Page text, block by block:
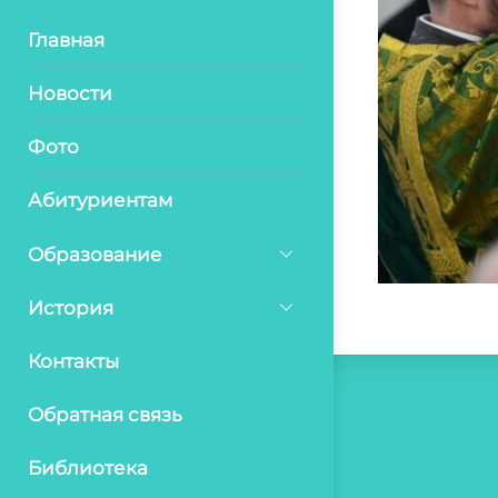
Главная
Новости
Фото
Абитуриентам
Образование
История
Контакты
Обратная связь
Библиотека